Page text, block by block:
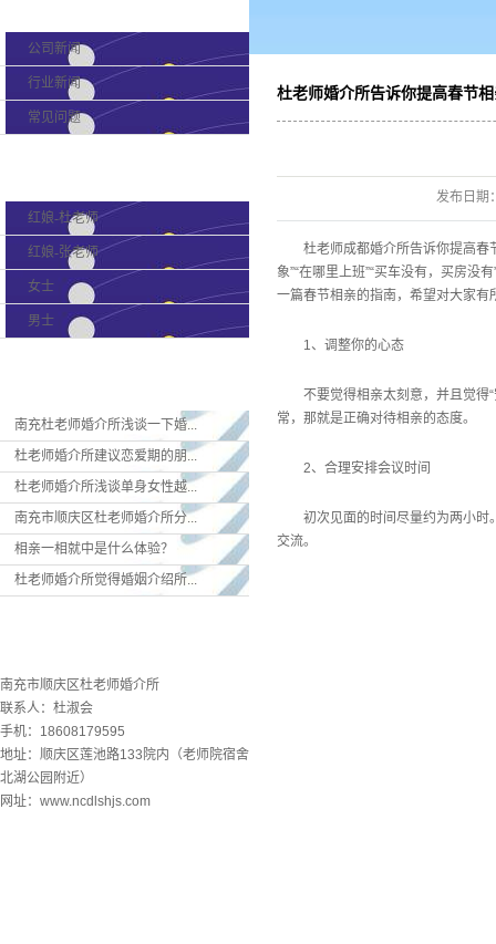
公司新闻
行业新闻
常见问题
红娘-杜老师
红娘-张老师
女士
男士
南充杜老师婚介所浅谈一下婚...
杜老师婚介所建议恋爱期的朋...
杜老师婚介所浅谈单身女性越...
南充市顺庆区杜老师婚介所分...
相亲一相就中是什么体验？
杜老师婚介所觉得婚姻介绍所...
南充市顺庆区杜老师婚介所
联系人：杜淑会
手机：18608179595
地址：顺庆区莲池路133院内（老师院宿舍
北湖公园附近）
网址：www.ncdlshjs.com
杜老师婚介所告诉你提高春节
发布日期
杜老师成都婚介所告诉你提高春
象”“在哪里上班”“买车没有，买房没
一篇春节相亲的指南，希望对大家有
1、调整你的心态
不要觉得相亲太刻意，并且觉得
常，那就是正确对待相亲的态度。
2、合理安排会议时间
初次见面的时间尽量约为两小
交流。